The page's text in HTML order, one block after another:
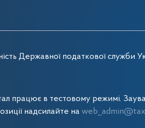
Державної податкової служби
працює в тестовому режимі.
надсилайте на